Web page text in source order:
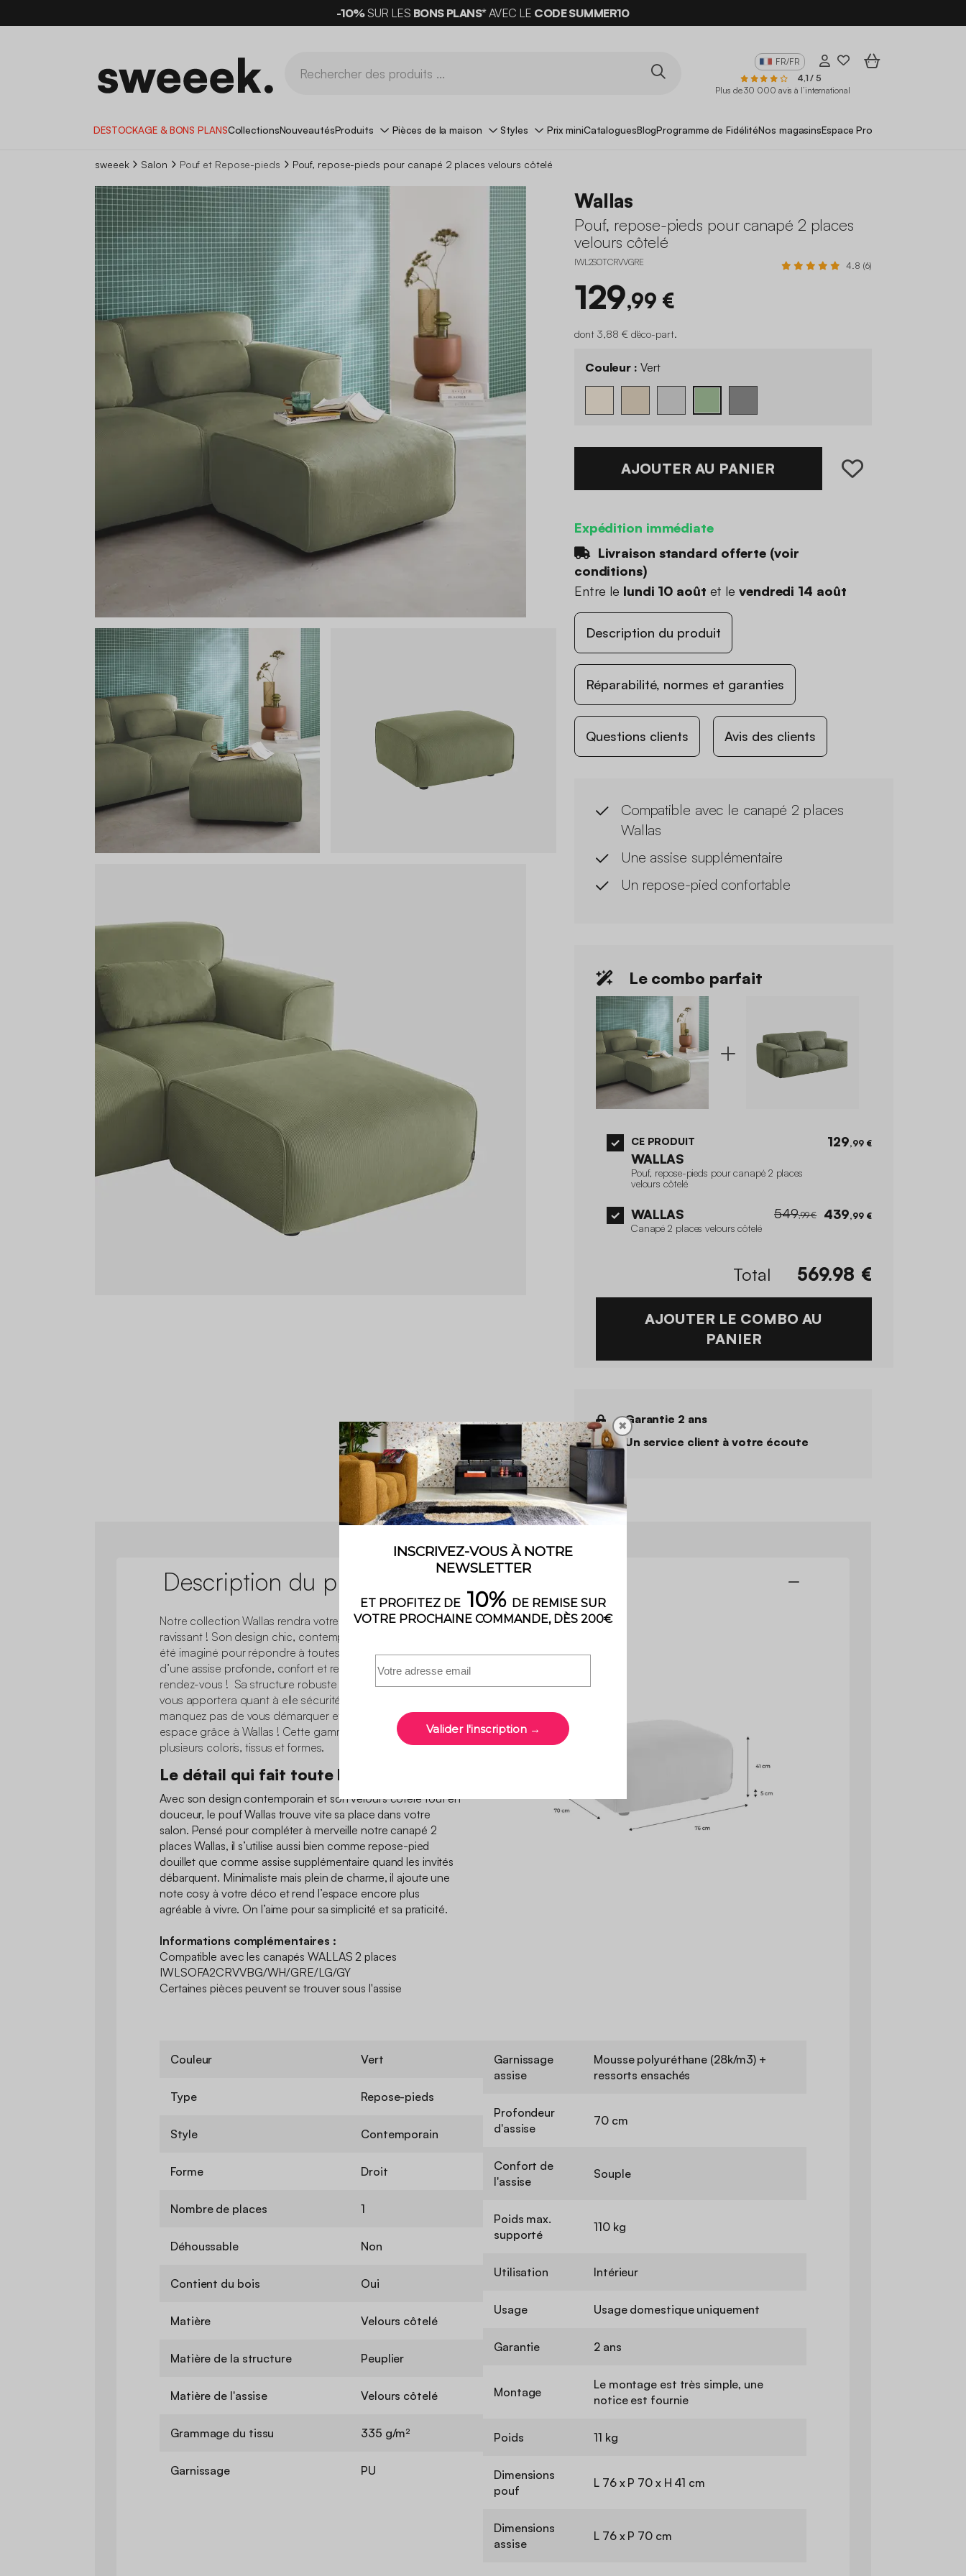
-10%SUR LES BONS PLANS*AVEC LE CODE SUMMER10
FR/FR
4,1 / 5
Plus de 30 000 avis à l’international
DESTOCKAGE & BONS PLANSCollectionsNouveautésProduits Pièces de la maison Styles Prix miniCataloguesBlogProgramme de FidélitéNos magasinsEspace Pro
sweeek Salon Pouf et Repose-pieds Pouf, repose-pieds pour canapé 2 places velours côtelé
Wallas
Pouf, repose-pieds pour canapé 2 places
velours côtelé
IWL2SOTCRVVGRE 4.8 (6)
129,99 €
dont 3,88 € d'éco-part.
Couleur : Vert
AJOUTER AU PANIER
Expédition immédiate
Livraison standard offerte (voir
conditions)
Entre le lundi 10 août et le vendredi 14 août
Description du produit
Réparabilité, normes et garanties
Questions clients Avis des clients
Compatible avec le canapé 2 places
Wallas
Une assise supplémentaire
Un repose-pied confortable
Le combo parfait
CE PRODUIT
WALLAS
Pouf, repose-pieds pour canapé 2 places
velours côtelé
129,99 €
WALLAS
Canapé 2 places velours côtelé
549,99 € 439,99 €
Total 569.98 €
AJOUTER LE COMBO AU
PANIER
Garantie 2 ans
Un service client à votre écoute
Description du produit
Notre collection Wallas rendra votre intérieur élégant et
ravissant ! Son design chic, contemporain et minimaliste a
été imaginé pour répondre à toutes vos attentes. Doté
d’une assise profonde, confort et relaxation seront au
rendez-vous ! Sa structure robuste et solide en peuplier
vous apportera quant à elle sécurité et stabilité. Ne
manquez pas de vous démarquer et d’embellir votre
espace grâce à Wallas ! Cette gamme se décline en
plusieurs coloris, tissus et formes.
Le détail qui fait toute la différence
Avec son design contemporain et son velours côtelé tout en
douceur, le pouf Wallas trouve vite sa place dans votre
salon. Pensé pour compléter à merveille notre canapé 2
places Wallas, il s’utilise aussi bien comme repose-pied
douillet que comme assise supplémentaire quand les invités
débarquent. Minimaliste mais plein de charme, il ajoute une
note cosy à votre déco et rend l’espace encore plus
agréable à vivre. On l’aime pour sa simplicité et sa praticité.
Informations complémentaires :
Compatible avec les canapés WALLAS 2 places
IWLSOFA2CRVVBG/WH/GRE/LG/GY
Certaines pièces peuvent se trouver sous l'assise
Couleur Vert
Type Repose-pieds
Style Contemporain
Forme Droit
Nombre de places 1
Déhoussable Non
Contient du bois Oui
Matière Velours côtelé
Matière de la structure Peuplier
Matière de l'assise Velours côtelé
Grammage du tissu 335 g/m²
Garnissage PU
Garnissage
assise
Mousse polyuréthane (28k/m3) +
ressorts ensachés
Profondeur
d'assise
70 cm
Confort de
l'assise
Souple
Poids max.
supporté
110 kg
Utilisation Intérieur
Usage Usage domestique uniquement
Garantie 2 ans
Montage
Le montage est très simple, une
notice est fournie
Poids 11 kg
Dimensions
pouf
L 76 x P 70 x H 41 cm
Dimensions
assise
L 76 x P 70 cm
✖